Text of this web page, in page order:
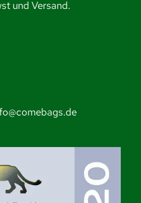
und Versand.